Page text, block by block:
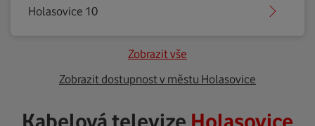
Holasovice 10
Zobrazit vše
Zobrazit dostupnost v městu Holasovice